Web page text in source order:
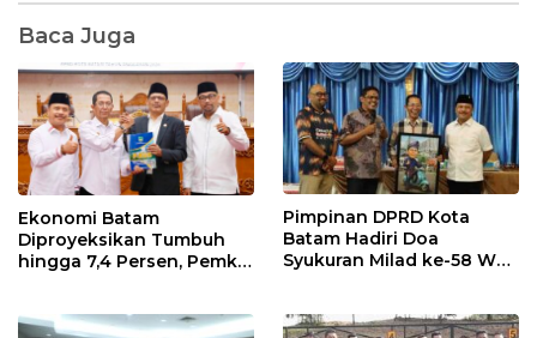
Baca Juga
Ekonomi Batam
Diproyeksikan Tumbuh
hingga 7,4 Persen, Pemko
Pimpinan DPRD Kota
Batam Hadiri Doa
Syukuran Milad ke-58 Wali
Karikatur